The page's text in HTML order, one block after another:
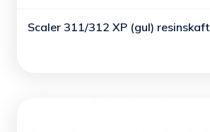
Scaler 311/312 XP (gul) resinskaft